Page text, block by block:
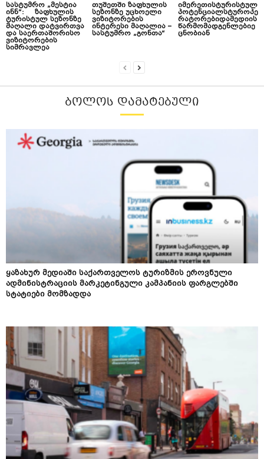
სასტუმრო „მესტია
ინნ“: ზაფხულის
ტურისტულ სეზონზე
მაღალი დატვირთვა
და საერთაშორისო
ვიზიტორების
სიმრავლეა
თუშეთში ზაფხულის
სეზონზე უცხოელი
ვიზიტორების
ინტერესი მაღალია –
სასტუმრო „გონთა“
იმერეთისტურისტულ
პოტენციალსტუროპე
რატორებიდამედიის
წარმომადგენლებიე
ცნობიან
ᲑᲝᲚᲝᲡ ᲓᲐᲛᲐᲢᲔᲑᲣᲚᲘ
ყაზახურ მედიაში საქართველოს ტურიზმის ეროვნული
ადმინისტრაციის მარკეტინგული კამპანიის ფარგლებში
სტატიები მომზადდა